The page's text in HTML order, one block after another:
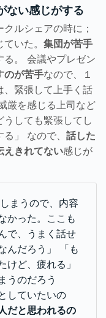
ない感じがする
ルシェアの時に；
いた。 集団が苦手
る。 会議やプレゼン
のが苦手なので、１
、緊張して上手く話
厳を感じる上司など
うしても緊張してし
」 なので、 話した
えきれてない感じが
まうので、内容
かった。ここも
で、うまく話せ
んだろう」 「も
けど、疲れる」
うのだろう
していたいの
だと思われるの